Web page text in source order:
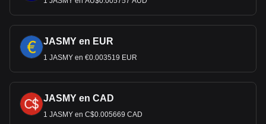
JASMY en EUR
1 JASMY en €0.003519 EUR
JASMY en CAD
1 JASMY en C$0.005669 CAD